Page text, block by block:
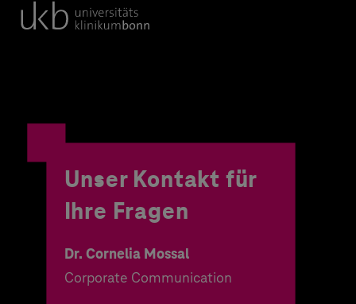
Unser Kontakt für
Ihre Fragen
Dr. Cornelia Mossal
Corporate Communication